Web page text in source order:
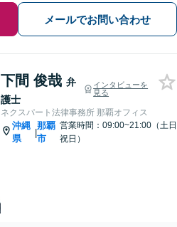
メールでお問い合わせ
下間 俊哉 弁
護士
インタビューを
見る
ネクスパート法律事務所 那覇オフィス
沖縄
県
|
那覇
市
営業時間：09:00~21:00（土日
祝日）